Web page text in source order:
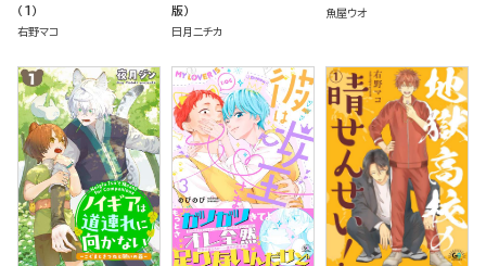
（1）
右野マコ
版）
日月ニチカ
魚屋ウオ